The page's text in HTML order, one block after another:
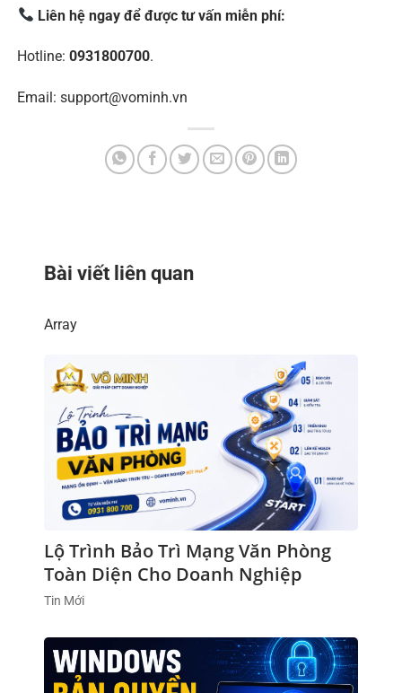
Liên hệ ngay để được tư vấn miễn phí:
Hotline:0931800700.
Email:support@vominh.vn
Bài viết liên quan
Array
Lộ Trình Bảo Trì Mạng Văn Phòng
Toàn Diện Cho Doanh Nghiệp
Tin Mới